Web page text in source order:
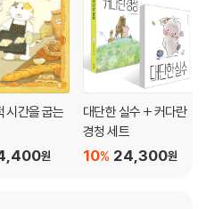
시간을 굽는
원
대단한 실수 + 커다란
경청 세트
24,300원
10%